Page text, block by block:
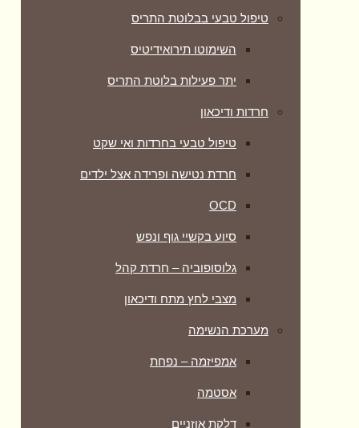
טיפול טבעי בבלוטת התריס
השימוטו תירואידיטיס
יתר פעילות בלוטת התריס
חרדות ודיכאון
טיפול טבעי בחרדות ואי שקט
חרדת נטישה ופרידה אצל ילדים
OCD
סיוע בקשיי גוף ונפש
גלוסופוביה – חרדת קהל
מצבי לחץ מתח ודיכאון
מערכת הנשימה
אמפיזמה – נפחת
אסטמה
דלקת אוזניים